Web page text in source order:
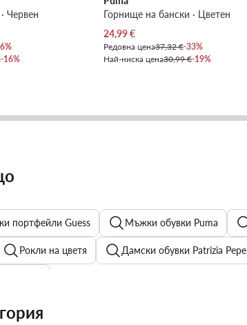
Червен
-16%
Горнище на бански · Цветен
Актуална цена
24,99€
Редовна цена37,32 €-33%
Най-ниска цена30,99 €-19%
портфейли Guess Мъжки обувки Puma
Рокли на цветя Дамски обувки Patrizia Pepe